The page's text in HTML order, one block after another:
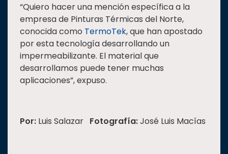
“Quiero hacer una mención específica a la
empresa de Pinturas Térmicas del Norte,
conocida como TermoTek, que han apostado
por esta tecnología desarrollando un
impermeabilizante. El material que
desarrollamos puede tener muchas
aplicaciones”, expuso.
Por: Luis Salazar Fotografía:José Luis Macías